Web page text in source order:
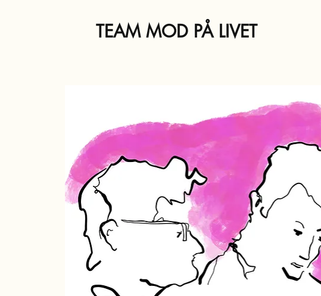
TEAM MOD PÅ LIVET